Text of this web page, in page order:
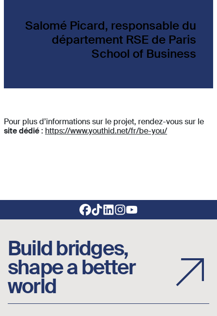
Salomé Picard, responsable du
département RSE de Paris
School of Business
Pour plus d’informations sur le projet, rendez-vous sur le
site dédié : https://www.youthid.net/fr/be-you/
Footer social links
Build bridges,
shape a better
world